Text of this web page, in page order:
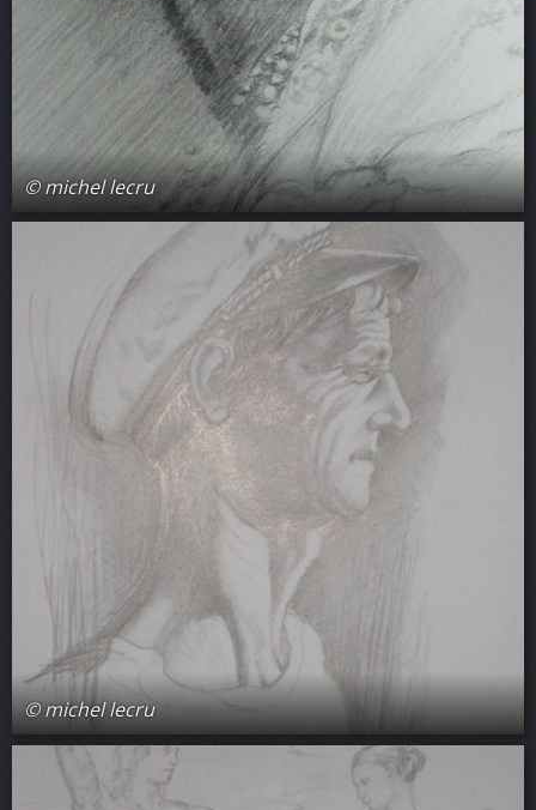
© michel lecru
© michel lecru